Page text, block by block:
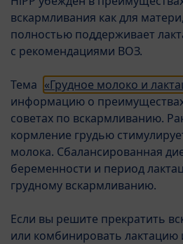
с 10-го месяца
вскармливания как для
полностью поддерживает
с рекомендациями ВОЗ.
Тема «Грудное молоко и
информацию о
советах по вскармливанию.
кормление грудью
молока. Сбалансированная
беременности и период
грудному вскармливанию.
Если вы решите прекратить
или комбинировать лактацию